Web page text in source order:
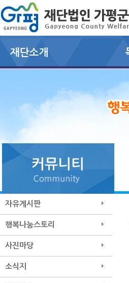
자유게시판
행복나눔스토리
사진마당
소식지